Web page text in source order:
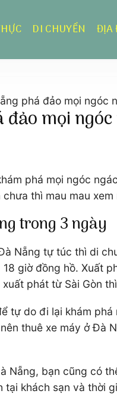
DI CHUYỂN ĐỊA
phá đảo mọi ngóc
mọi
phá mọi ngóc
thì mau mau
trong 3 ngày
Nẵng tự túc thì di
giờ đồng hồ. Xuất
phát từ Sài Gòn
tự do đi lại khám
thuê xe máy ở Đà
Nẵng, bạn cũng có
khách sạn và thời